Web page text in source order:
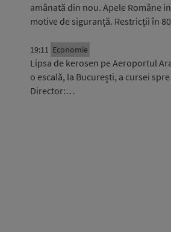
amânată din nou. Apele Române
motive de siguranță. Restricții în
19:11 Economie
Lipsa de kerosen pe Aeroportul
o escală, la București, a cursei
Director:…